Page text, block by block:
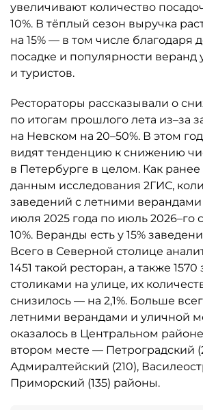
увеличивают количество
10%. В тёплый сезон выручка
на 15% — в том числе благодаря
посадке и популярности веранд
и туристов.
Рестораторы рассказывали о
по итогам прошлого лета из–за
на Невском на 20–50%. В этом
видят тенденцию к снижению
в Петербурге в целом. Как
данным исследования 2ГИС,
заведений с летними верандами
июля 2025 года по июль 2026–го
10%. Веранды есть у 15%
Всего в Северной столице
1451 такой ресторан, а также
столиками на улице, их
снизилось — на 2,1%. Больше
летними верандами и уличной
оказалось в Центральном районе
втором месте — Петроградский
Адмиралтейский (210),
Приморский (135) районы.